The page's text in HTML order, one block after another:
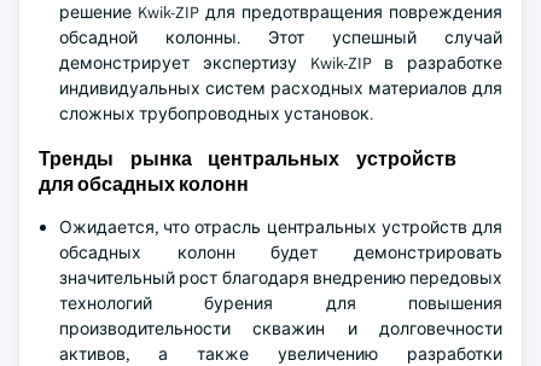
решение Kwik-ZIP для предотвращения повреждения
обсадной колонны. Этот успешный случай
демонстрирует экспертизу Kwik-ZIP в разработке
индивидуальных систем расходных материалов для
сложных трубопроводных установок.
Тренды рынка центральных устройств
для обсадных колонн
Ожидается, что отрасль центральных устройств для
обсадных колонн будет демонстрировать
значительный рост благодаря внедрению передовых
технологий бурения для повышения
производительности скважин и долговечности
активов, а также увеличению разработки